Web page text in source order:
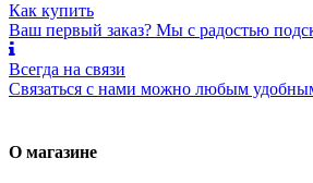
Как купить
Ваш первый заказ? Мы с радостью
Всегда на связи
Связаться с нами можно любым
О магазине